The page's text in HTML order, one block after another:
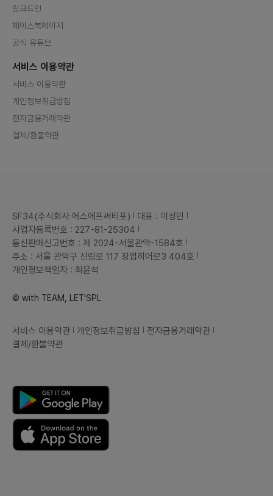
링크드인
페이스북페이지
공식 유튜브
서비스 이용약관
서비스 이용약관
개인정보취급방침
전자금융거래약관
결제/환불약관
SF34(주식회사 에스에프써티포)
대표 : 이성민
사업자등록번호 : 227-81-25304
통신판매신고번호 : 제 2024-서울관악-1584호
주소 : 서울 관악구 신림로 117 창업히어로3 404호
개인정보책임자 : 최윤석
© with TEAM, LET'SPL
서비스 이용약관 개인정보취급방침
전자금융거래약관
결제/환불약관